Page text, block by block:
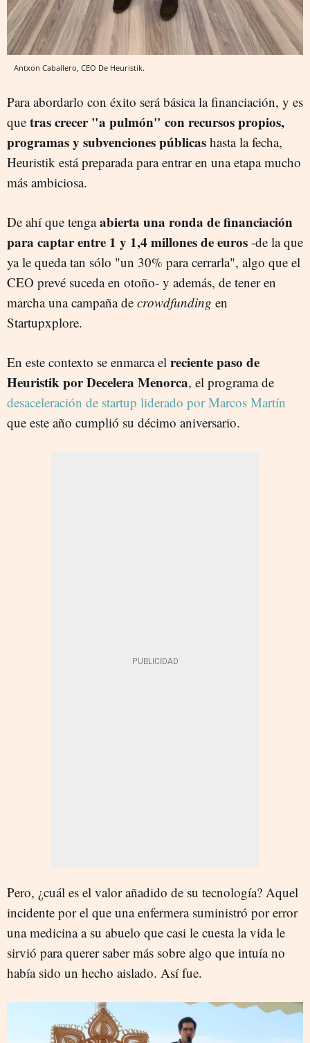
Antxon Caballero, CEO De Heuristik.
Para abordarlo con éxito será básica la financiación, y es
que tras crecer "a pulmón" con recursos propios,
programas y subvenciones públicas hasta la fecha,
Heuristik está preparada para entrar en una etapa mucho
más ambiciosa.
De ahí que tengaabierta una ronda de financiación
para captar entre 1 y 1,4 millones de euros -de la que
ya le queda tan sólo "un 30% para cerrarla", algo que el
CEO prevé suceda en otoño- y además, de tener en
marcha una campaña de crowdfunding en
Startupxplore.
En este contexto se enmarca el reciente paso de
Heuristik por Decelera Menorca, el programa de
desaceleración de startup liderado por Marcos Martín
que este año cumplió su décimo aniversario.
Pero, ¿cuál es el valor añadido de su tecnología? Aquel
incidente por el que una enfermera suministró por error
una medicina a su abuelo que casi le cuesta la vida le
sirvió para querer saber más sobre algo que intuía no
había sido un hecho aislado. Así fue.